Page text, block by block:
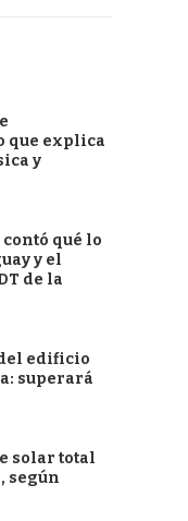
que explica
y
qué lo
y el
de la
edificio
superará
solar total
según